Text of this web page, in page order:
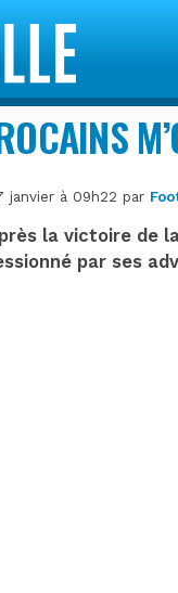
janvier à 09h22 par
la victoire de
par ses